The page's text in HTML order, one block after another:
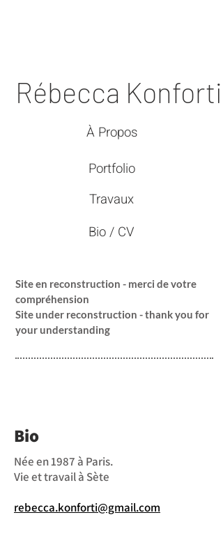
Rébecca Konforti
À Propos
Portfolio
Travaux
Bio / CV
Site en reconstruction - merci de votre
compréhension
Site under reconstruction - thank you for
your understanding
Bio
Née en 1987 à Paris.
Vie et travail à Sète
rebecca.konforti@gmail.com